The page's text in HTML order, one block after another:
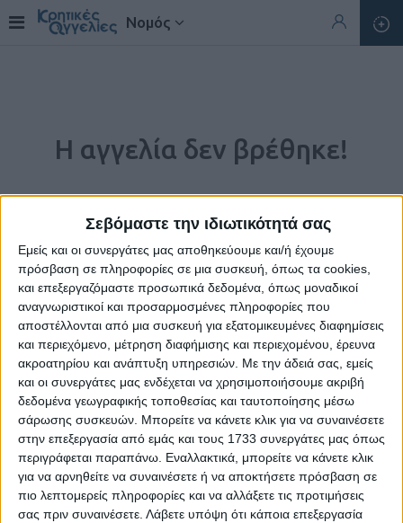
Σεβόμαστε την ιδιωτικότητά σας
Εμείς και οι συνεργάτες μας αποθηκεύουμε και/ή έχουμε
πρόσβαση σε πληροφορίες σε μια συσκευή, όπως τα cookies,
και επεξεργαζόμαστε προσωπικά δεδομένα, όπως μοναδικοί
αναγνωριστικοί και προσαρμοσμένες πληροφορίες που
αποστέλλονται από μια συσκευή για εξατομικευμένες διαφημίσεις
και περιεχόμενο, μέτρηση διαφήμισης και περιεχομένου, έρευνα
ακροατηρίου και ανάπτυξη υπηρεσιών. Με την άδειά σας, εμείς
και οι συνεργάτες μας ενδέχεται να χρησιμοποιήσουμε ακριβή
δεδομένα γεωγραφικής τοποθεσίας και ταυτοποίησης μέσω
σάρωσης συσκευών. Μπορείτε να κάνετε κλικ για να συναινέσετε
στην επεξεργασία από εμάς και τους 1733 συνεργάτες μας όπως
περιγράφεται παραπάνω. Εναλλακτικά, μπορείτε να κάνετε κλικ
για να αρνηθείτε να συναινέσετε ή να αποκτήσετε πρόσβαση σε
πιο λεπτομερείς πληροφορίες και να αλλάξετε τις προτιμήσεις
σας πριν συναινέσετε. Λάβετε υπόψη ότι κάποια επεξεργασία
Νομός
Η αγγελία δεν βρέθηκε!
Η αγγελία που ζητήσατε δεν υπάρχει.